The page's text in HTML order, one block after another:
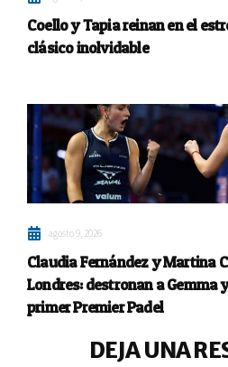
Coello y Tapia reinan en el
clásico inolvidable
agosto 9, 2026
Claudia Fernández y Martina
Londres: destronan a Gemma
primer Premier Padel
DEJA UNA